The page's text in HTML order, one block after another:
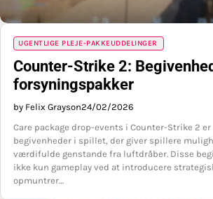
UGENTLIGE PLEJE-PAKKEUDDELINGER
Counter-Strike 2:
forsyningspakker
by Felix Grayson24/02/2026
Care package drop-events i Counter-Strike 2
begivenheder i spillet, der giver spillere
værdifulde genstande fra luftdråber. Disse
ikke kun gameplay ved at introducere
opmuntrer…